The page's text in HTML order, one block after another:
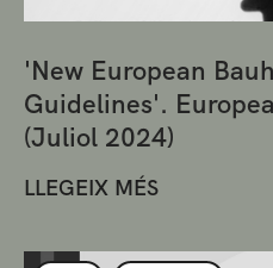
'New European
Guidelines'.
(Juliol 2024)
LLEGEIX MÉS